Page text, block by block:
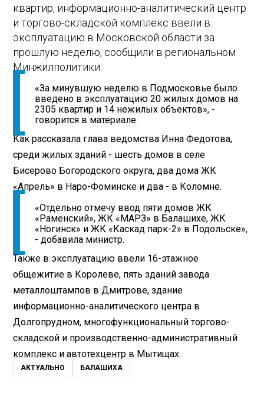
квартир, информационно-аналитический центр
и торгово-складской комплекс ввели в
эксплуатацию в Московской области за
прошлую неделю, сообщили в региональном
Минжилполитики.
«За минувшую неделю в Подмосковье было
введено в эксплуатацию 20 жилых домов на
2305 квартир и 14 нежилых объектов», -
говорится в материале.
Как рассказала глава ведомства Инна Федотова,
среди жилых зданий - шесть домов в селе
Бисерово Богородского округа, два дома ЖК
«Апрель» в Наро-Фоминске и два - в Коломне.
«Отдельно отмечу ввод пяти домов ЖК
«Раменский», ЖК «МАРЗ» в Балашихе, ЖК
«Ногинск» и ЖК «Каскад парк-2» в Подольске»,
- добавила министр.
Также в эксплуатацию ввели 16-этажное
общежитие в Королеве, пять зданий завода
металлоштампов в Дмитрове, здание
информационно-аналитического центра в
Долгопрудном, многофункциональный торгово-
складской и производственно-административный
комплекс и автотехцентр в Мытищах.
АКТУАЛЬНО БАЛАШИХА